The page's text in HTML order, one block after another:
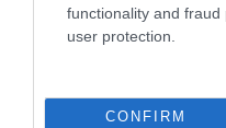
functionality and
user protection.
CONFIRM